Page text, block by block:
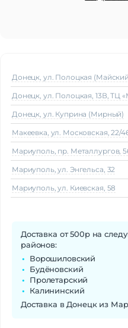
Донецк, ул. Полоцкая
Донецк, ул. Полоцкая, 13В, ТЦ
Донецк, ул. Куприна (Мирный)
Макеeвка, ул. Московская, 22/
Мариуполь, пр. Металлургов,
Мариуполь, ул. Энгельса, 32
Мариуполь, ул. Киевская, 58
Доставка от 500р на
районов:
Ворошиловский
Будёновский
Пролетарский
Калининский
Доставка в Донецк из